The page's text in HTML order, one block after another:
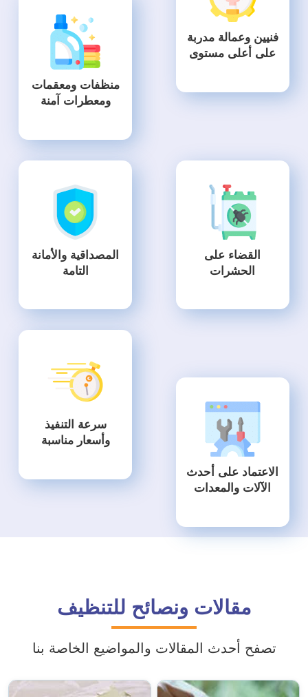
فنيين وعمالة مدربة
على أعلى مستوى
منظفات ومعقمات
ومعطرات آمنة
القضاء على
الحشرات
المصداقية والأمانة
التامة
الاعتماد على أحدث
الآلات والمعدات
سرعة التنفيذ
وأسعار مناسبة
مقالات ونصائح للتنظيف
تصفح أحدث المقالات والمواضيع الخاصة بنا